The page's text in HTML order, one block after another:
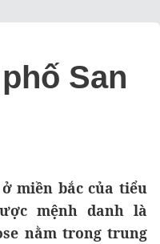
San
miền bắc của tiểu
mệnh danh là
nằm trong trung